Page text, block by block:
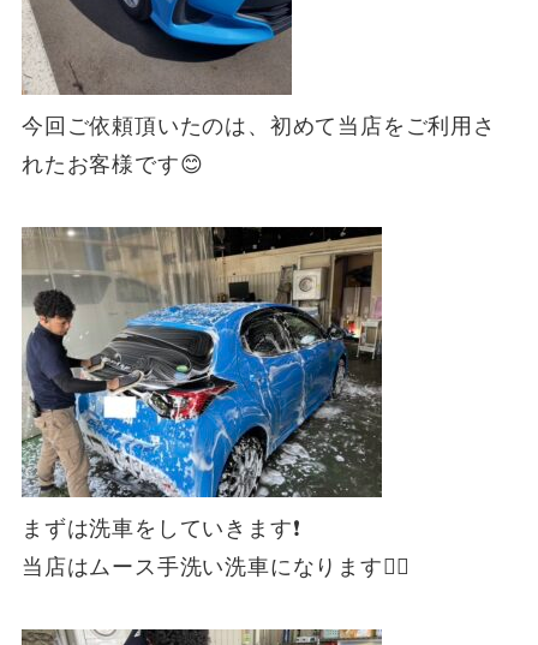
今回ご依頼頂いたのは、初めて当店をご利用さ
れたお客様です😊
まずは洗車をしていきます❗
当店はムース手洗い洗車になります💁‍♀️